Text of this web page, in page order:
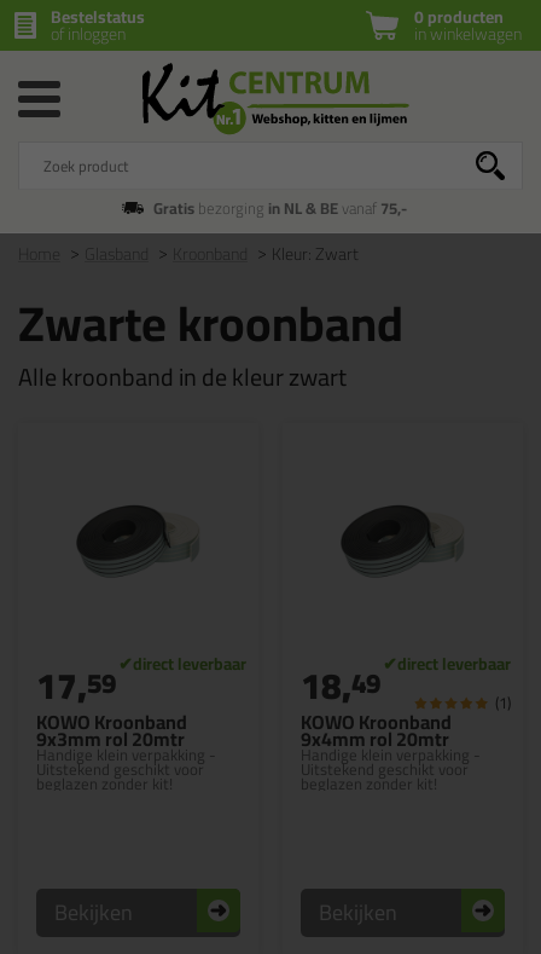
0 producten
in winkelwagen
Bestelstatus
of inloggen
Gratisbezorging in NL & BEvanaf75,-
Kleur: Zwart
Zwarte kroonband
Alle kroonband in de kleur zwart
KOWO Kroonband
9x3mm rol 20mtr
Handige klein verpakking -
Uitstekend geschikt voor
beglazen zonder kit!
17,59
Bekijken
KOWO Kroonband
9x4mm rol 20mtr
Handige klein verpakking -
Uitstekend geschikt voor
beglazen zonder kit!
18,49 (1)
Bekijken